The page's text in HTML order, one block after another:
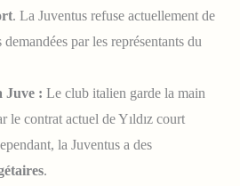
. La Juventus refuse actuellement de
par les représentants du
Juve : Le club italien garde la main
le contrat actuel de Yıldız court
la Juventus a des
.